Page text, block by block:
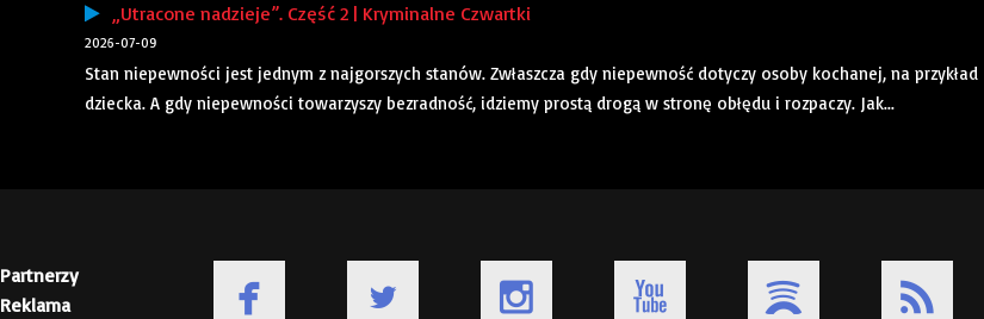
„Utracone nadzieje”. Część 2 | Kryminalne Czwartki
2026-07-09
Stan niepewności jest jednym z najgorszych stanów. Zwłaszcza gdy niepewność dotyczy osoby kochanej, na przykład
dziecka. A gdy niepewności towarzyszy bezradność, idziemy prostą drogą w stronę obłędu i rozpaczy. Jak...
Partnerzy
Reklama